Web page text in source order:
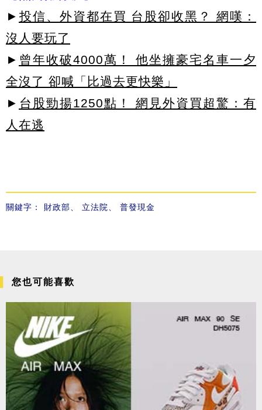
► 投信、外資都在買 台股卻收黑？ 網嘆：
沒人要玩了
► 曾年收破4000萬！ 他坐擁豪宅名車一夕
全沒了 卻喊「比過去更快樂」
► 台股勁揚1250點！ 網見外資買超驚：有
人在逃
關鍵字： 財政部、 立法院、 普發現金
您也可能喜歡